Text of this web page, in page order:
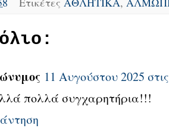
11 Αυγούστου 2025
πολλά συγχαρητήρια!!!